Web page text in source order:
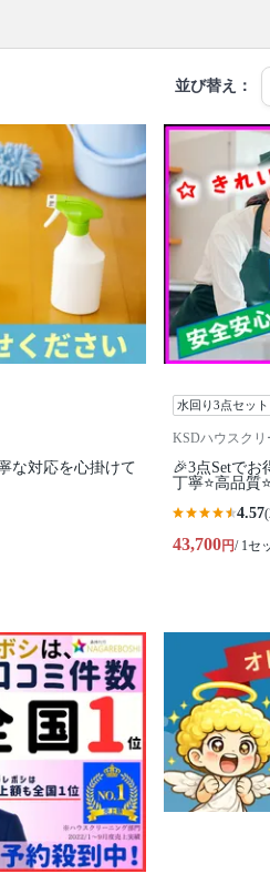
並び替え：
な対応を心掛けて
水回り3点セット
KSDハウスクリ
🎉3点Setでお
丁寧⭐高品質
4.57
43,700円/ 1セ